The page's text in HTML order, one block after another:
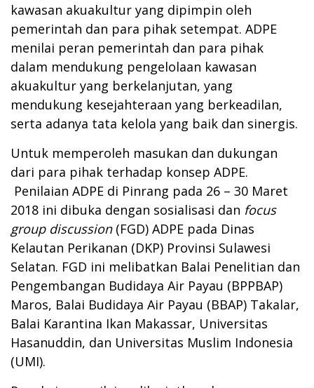
kawasan akuakultur yang dipimpin oleh
pemerintah dan para pihak setempat. ADPE
menilai peran pemerintah dan para pihak
dalam mendukung pengelolaan kawasan
akuakultur yang berkelanjutan, yang
mendukung kesejahteraan yang berkeadilan,
serta adanya tata kelola yang baik dan sinergis.
Untuk memperoleh masukan dan dukungan
dari para pihak terhadap konsep ADPE.
Penilaian ADPE di Pinrang pada 26 – 30 Maret
2018 ini dibuka dengan sosialisasi dan focus
group discussion(FGD) ADPE pada Dinas
Kelautan Perikanan (DKP) Provinsi Sulawesi
Selatan. FGD ini melibatkan Balai Penelitian dan
Pengembangan Budidaya Air Payau (BPPBAP)
Maros, Balai Budidaya Air Payau (BBAP) Takalar,
Balai Karantina Ikan Makassar, Universitas
Hasanuddin, dan Universitas Muslim Indonesia
(UMI).